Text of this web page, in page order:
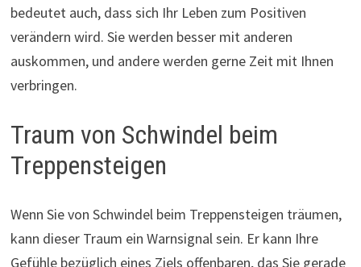
bedeutet auch, dass sich Ihr Leben zum Positiven
verändern wird. Sie werden besser mit anderen
auskommen, und andere werden gerne Zeit mit Ihnen
verbringen.
Traum von Schwindel beim
Treppensteigen
Wenn Sie von Schwindel beim Treppensteigen träumen,
kann dieser Traum ein Warnsignal sein. Er kann Ihre
Gefühle bezüglich eines Ziels offenbaren, das Sie gerade